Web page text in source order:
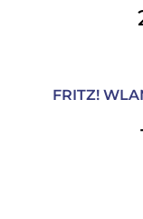
FRITZ!